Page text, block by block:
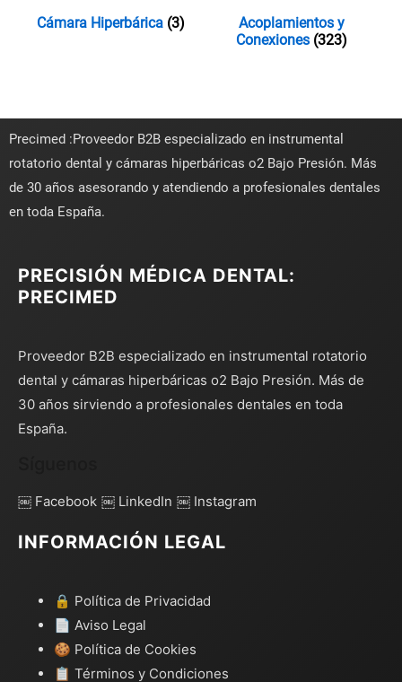
Cámara Hiperbárica (3)
Acoplamientos y
Conexiones (323)
Precimed :Proveedor B2B especializado en instrumental
rotatorio dental y cámaras hiperbáricas o2 Bajo Presión. Más
de 30 años asesorando y atendiendo a profesionales dentales
en toda España.
PRECISIÓN MÉDICA DENTAL:
PRECIMED
Proveedor B2B especializado en instrumental rotatorio
dental y cámaras hiperbáricas o2 Bajo Presión. Más de
30 años sirviendo a profesionales dentales en toda
España.
￼ Facebook ￼ LinkedIn ￼ Instagram
INFORMACIÓN LEGAL
🔒 Política de Privacidad
📄 Aviso Legal
🍪 Política de Cookies
📋 Términos y Condiciones